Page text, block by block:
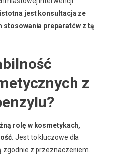
jest konsultacja ze
preparatów z tą
z
rolę w kosmetykach,
Jest to kluczowe dla
zgodnie z przeznaczeniem.